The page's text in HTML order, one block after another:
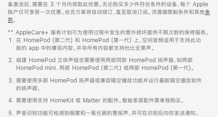
备激活后，需要在 3 个月内领取此优惠。无论购买多少件符合条件的设备，每个 Apple
账户仅可享受一次优惠。会员方案将自动续订，直至取消订阅。须遵循限制条件和其他条
款。
窗
口
中
打
开)
** AppleCare+ 服务计划可为使用过程中发生的意外损坏提供不限次数的保修服务。
在 HomePod (第二代) 和 HomePod (第一代) 上，空间音频适用于支持此功
能的 app 中的兼容内容。并非所有内容都支持杜比全景声。
组建 HomePod 立体声组合需要使用两部同款 HomePod 扬声器，如两部
HomePod mini、两部 HomePod (第二代) 或两部 HomePod (第一代)。
需要使用多部 HomePod 扬声器或兼容隔空播放功能并运行最新隔空播放软件
的扬声器。
需要使用支持 HomeKit 或 Matter 的配件。智能家居配件需单独购买。
声音识别功能可检测到烟雾和一氧化碳的警报声，并可在识别后向你发送通知。